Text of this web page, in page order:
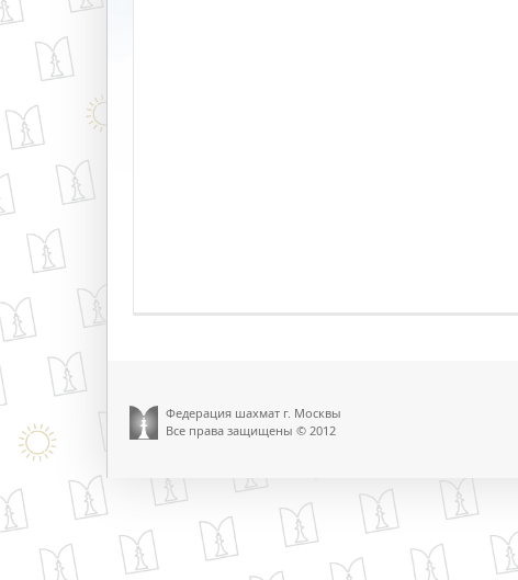
Федерация шахмат г. Москвы
Все права защищены © 2012